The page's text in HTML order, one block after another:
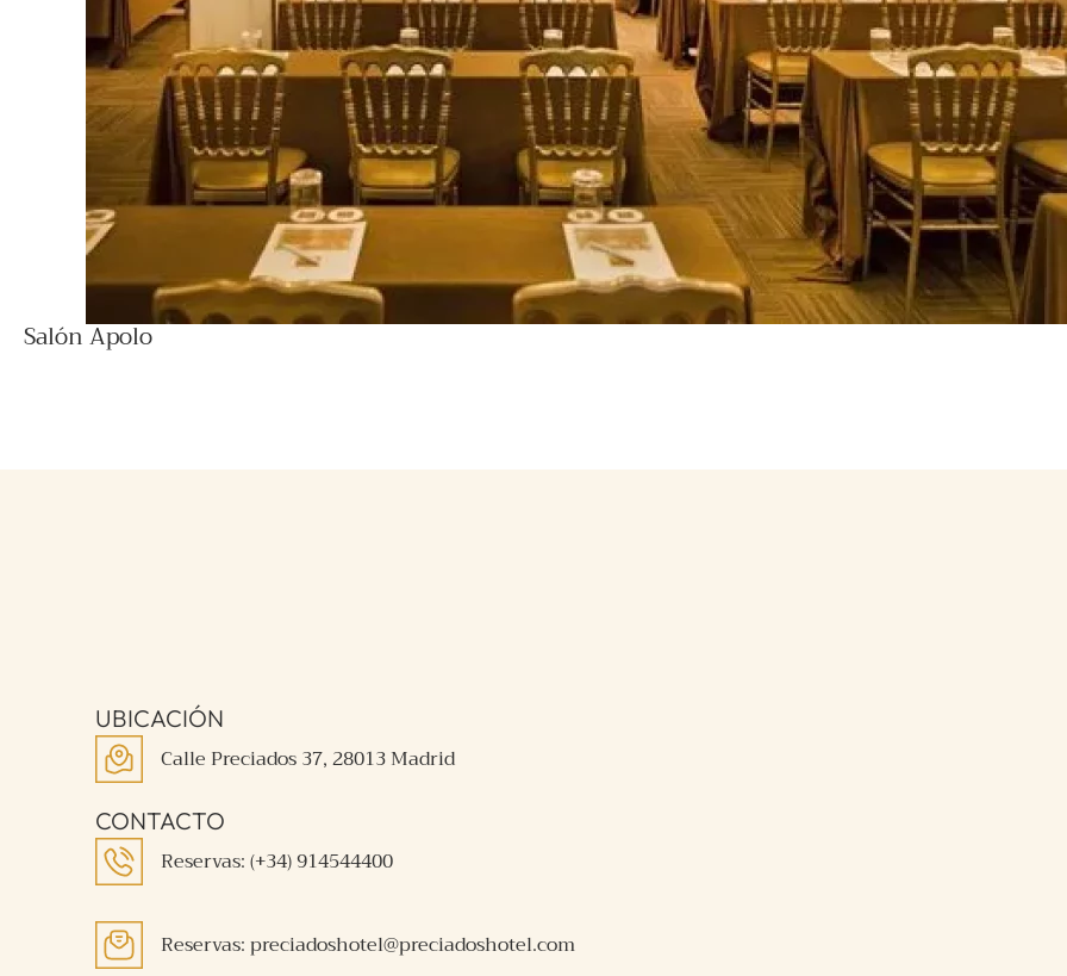
Salón Apolo
UBICACIÓN
Calle Preciados 37, 28013 Madrid
CONTACTO
Reservas: (+34) 914544400
Reservas: preciadoshotel@preciadoshotel.com